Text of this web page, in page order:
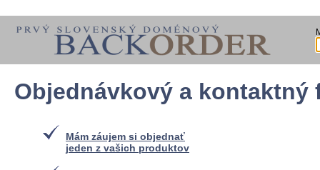
Objednávkový a kontaktný
Mám záujem si objednať
jeden z vašich produktov